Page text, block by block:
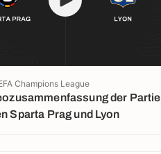
der Partie
Sparta Prag und Lyon
Champions League